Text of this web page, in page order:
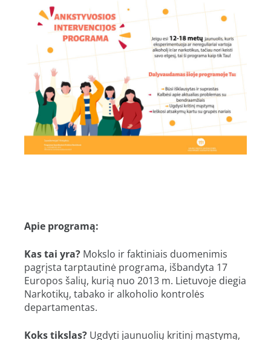
Apie programą:
Kas tai yra? Mokslo ir faktiniais duomenimis
pagrįsta tarptautinė programa, išbandyta 17
Europos šalių, kurią nuo 2013 m. Lietuvoje diegia
Narkotikų, tabako ir alkoholio kontrolės
departamentas.
Koks tikslas? Ugdyti jaunuolių kritinį mąstymą,